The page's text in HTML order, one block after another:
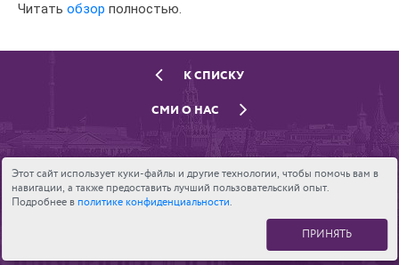
Этот сайт использует куки-файлы и другие технологии, чтобы помочь вам в
навигации, а также предоставить лучший пользовательский опыт.
Подробнее вполитике конфиденциальности.
ПРИНЯТЬ
Читать обзор полностью.
К СПИСКУ
СМИ О НАС